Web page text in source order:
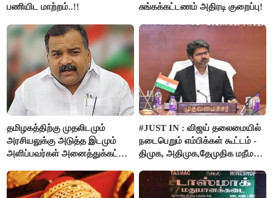
பணியிட மாற்றம்..!!
சுங்கக்கட்டணம் அதிரடி குறைப்பு!
தமிழகத்திற்கு முதலிடமும்
அரசியலுக்கு அடுத்த இடமும்
அளிப்பவர்கள் அனைத்துக்கட்சி
பங்கேற்பார்கள் - மாணிக்கம்
தாகூர்..!!
#JUST IN : விஜய் தலைமையில்
நடைபெறும் எம்பிக்கள் கூட்டம் -
திமுக, அதிமுக,தேமுதிக மநீம